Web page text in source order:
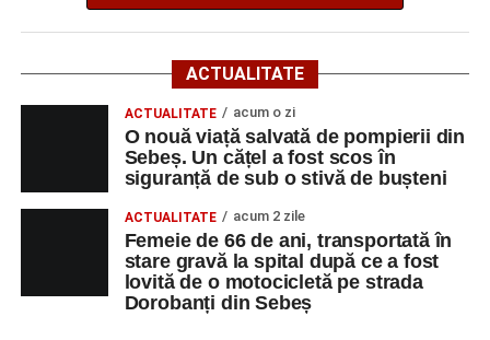
Potrivit informațiilor transmise de polițiști, în jurul orei
09:39, Poliția Municipiului Sebeș a fost sesizată, prin
SNUAU 112, cu privire la producerea unui eveniment
rutier soldat cu victime.
La fața locului s-au deplasat polițiștii rutieri, care au
stabilit că un bărbat de 53 de ani, din Sebeș, conducea o
motocicletă pe direcția Daia Română – Sebeș. Acesta ar
fi surprins și accidentat o femeie de 66 de ani, din Sebeș,
care traversa strada printr-un loc nepermis.
În urma impactului, femeia a suferit leziuni corporale
ACTUALITATE
ACTUALITATE acum o zi
O nouă viață salvată de pompierii din
Sebeș. Un cățel a fost scos în
siguranță de sub o stivă de bușteni
ACTUALITATE acum 2 zile
Femeie de 66 de ani, transportată în
stare gravă la spital după ce a fost
lovită de o motocicletă pe strada
Dorobanți din Sebeș